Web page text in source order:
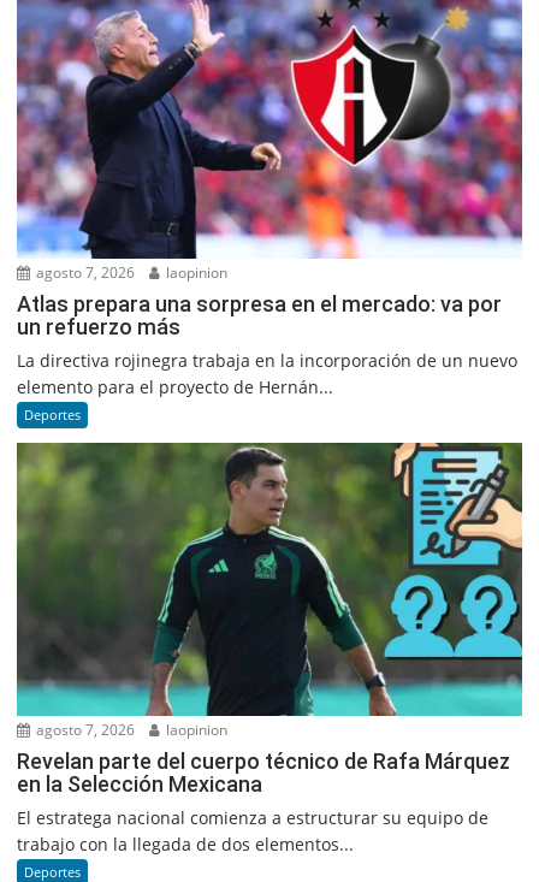
agosto 7, 2026 laopinion
Atlas prepara una sorpresa en el mercado: va por
un refuerzo más
La directiva rojinegra trabaja en la incorporación de un nuevo
elemento para el proyecto de Hernán...
Deportes
agosto 7, 2026 laopinion
Revelan parte del cuerpo técnico de Rafa Márquez
en la Selección Mexicana
El estratega nacional comienza a estructurar su equipo de
trabajo con la llegada de dos elementos...
Deportes